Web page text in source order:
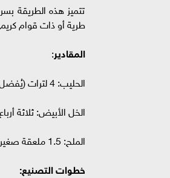
تتميز هذه الطريقة
طرية أو ذات قوام
المقادير:
الحليب: 4 لترات (يُفضل كامل الدسم للحصول على قوام أفضل).
الخل الأبيض: ثلاثة
الملح: 1.5 ملعقة صغيرة (أو حسب الذوق).
خطوات التصنيع: